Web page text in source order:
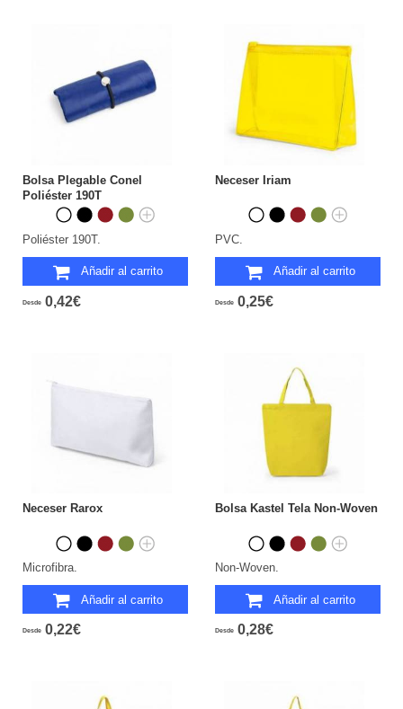
Bolsa Plegable Conel
Poliéster 190T
Poliéster 190T.
Añadir al carrito
Desde 0,42€
Neceser Iriam
PVC.
Añadir al carrito
Desde 0,25€
Neceser Rarox
Microfibra.
Añadir al carrito
Desde 0,22€
Bolsa Kastel Tela Non-Woven
Non-Woven.
Añadir al carrito
Desde 0,28€